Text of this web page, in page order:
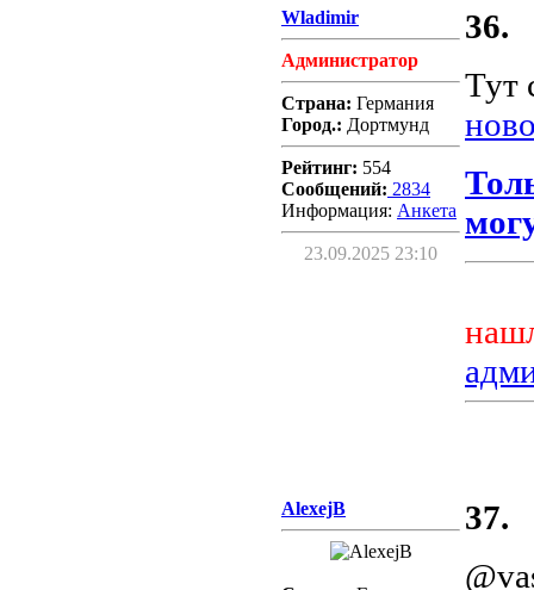
Wladimir
Администратор
Страна: Германия
Город.: Дортмунд
Рейтинг: 554
Сообщений: 2834
Информация: Aнкета
23.09.2025 23:10
36.
Тут
AlexejB
37.